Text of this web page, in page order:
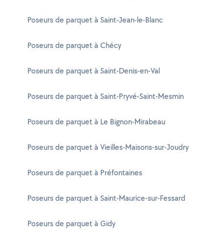
Poseurs de parquet à Saint-Jean-le-Blanc
Poseurs de parquet à Chécy
Poseurs de parquet à Saint-Denis-en-Val
Poseurs de parquet à Saint-Pryvé-Saint-Mesmin
Poseurs de parquet à Le Bignon-Mirabeau
Poseurs de parquet à Vieilles-Maisons-sur-Joudry
Poseurs de parquet à Préfontaines
Poseurs de parquet à Saint-Maurice-sur-Fessard
Poseurs de parquet à Gidy